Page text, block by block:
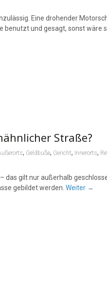
Eine drohender
und gesagt, sonst wäre
Straße?
, Geldbuße, Gericht, Innerorts,
das gilt nur außerhalb
gebildet werden. Weiter →